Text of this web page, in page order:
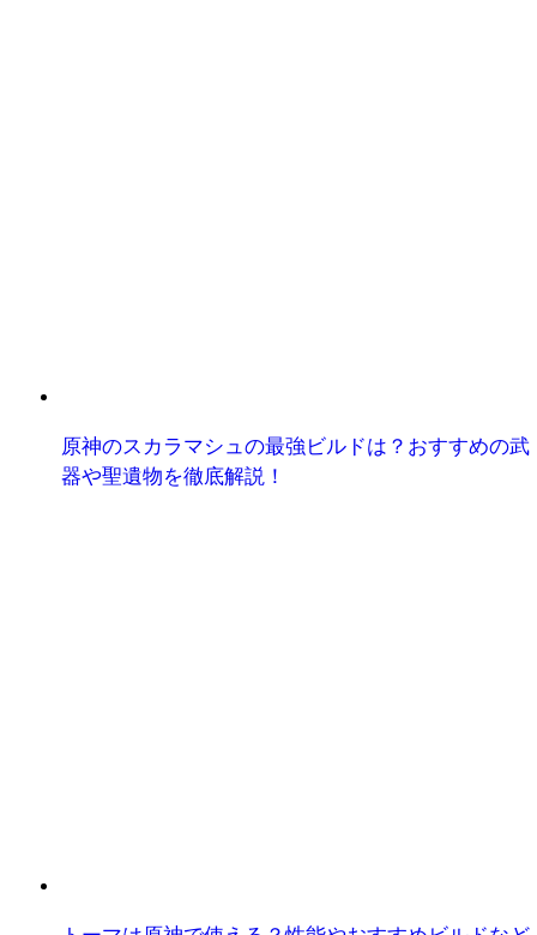
原神のスカラマシュの最強ビルドは？おすすめの武
器や聖遺物を徹底解説！